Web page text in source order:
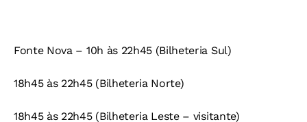
Fonte Nova – 10h às 22h45 (Bilheteria Sul)
18h45 às 22h45 (Bilheteria Norte)
18h45 às 22h45 (Bilheteria Leste – visitante)